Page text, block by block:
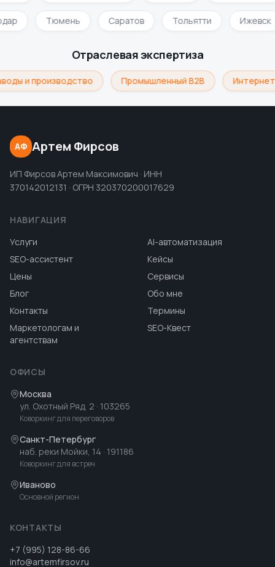
Тюмень Саратов Тольятти Ижевск
Отраслевая экспертиза
и производство Промышленный B2B
АФ Артем Фирсов
ИП Фирсов Артем Максимович · ИНН
370142012131 · ОГРН 320370200017629
НАВИГАЦИЯ
Услуги
AI-автоматизация
SEO-ассистент
Кейсы
Цены
Сервисы
Блог
Обо мне
Контакты
Термины
Маркетологам и
агентствам
SEO-Квест
ОФИСЫ
Москва
ул. Охотный Ряд, 2 · 103265
Коворкинг для переговоров
Санкт-Петербург
наб. реки Мойки, 14 · 191186
Коворкинг для встреч
Иваново
Основной регион
КОНТАКТЫ
+7 (995) 128-86-66
info@artemfirsov.ru